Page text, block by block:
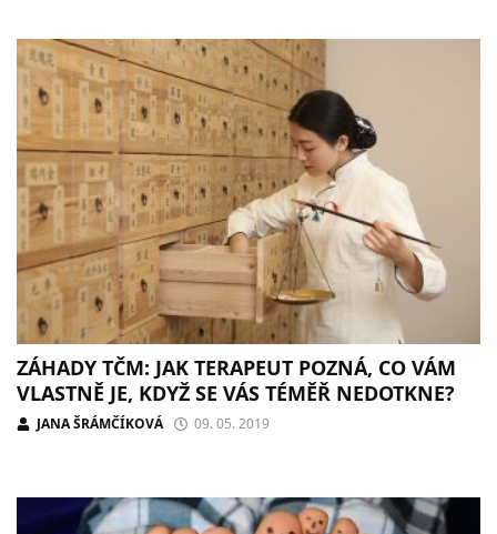
ZÁHADY TČM: JAK TERAPEUT POZNÁ, CO VÁM
VLASTNĚ JE, KDYŽ SE VÁS TÉMĚŘ NEDOTKNE?
JANA ŠRÁMČÍKOVÁ 09. 05. 2019